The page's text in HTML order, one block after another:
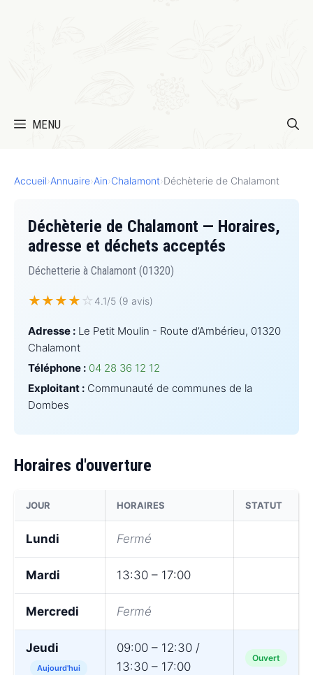
MENU
Accueil›Annuaire›Ain›Chalamont›Déchèterie de Chalamont
Déchèterie de Chalamont — Horaires,
adresse et déchets acceptés
Déchetterie à Chalamont (01320)
★★★★ ☆ 4.1/5 (9 avis)
Adresse : Le Petit Moulin - Route d’Ambérieu, 01320
Chalamont
Téléphone : 04 28 36 12 12
Exploitant : Communauté de communes de la
Dombes
Horaires d'ouverture
JOUR HORAIRES STATUT
Lundi Fermé
Mardi 13:30 – 17:00
Mercredi Fermé
Jeudi
Aujourd'hui
09:00 – 12:30 /
13:30 – 17:00
Ouvert